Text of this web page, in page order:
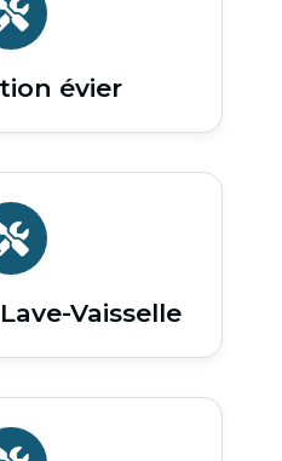
évier
Vaisselle